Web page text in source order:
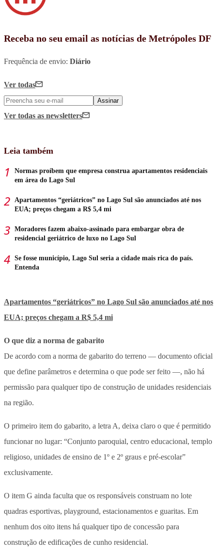
Receba no seu email as notícias de Metrópoles DF
Frequência de envio: Diário
Ver todas
Assinar
Ver todas as newsletters
Leia também
Normas proíbem que empresa construa apartamentos residenciais
em área do Lago Sul
Apartamentos “geriátricos” no Lago Sul são anunciados até nos
EUA; preços chegam a R$ 5,4 mi
Moradores fazem abaixo-assinado para embargar obra de
residencial geriátrico de luxo no Lago Sul
Se fosse município, Lago Sul seria a cidade mais rica do país.
Entenda
Apartamentos “geriátricos” no Lago Sul são anunciados até nos
EUA; preços chegam a R$ 5,4 mi
O que diz a norma de gabarito
De acordo com a norma de gabarito do terreno — documento oficial
que define parâmetros e determina o que pode ser feito —, não há
permissão para qualquer tipo de construção de unidades residenciais
na região.
O primeiro item do gabarito, a letra A, deixa claro o que é permitido
funcionar no lugar: “Conjunto paroquial, centro educacional, templo
religioso, unidades de ensino de 1º e 2º graus e pré-escolar”
exclusivamente.
O item G ainda faculta que os responsáveis construam no lote
quadras esportivas, playground, estacionamentos e guaritas. Em
nenhum dos oito itens há qualquer tipo de concessão para
construção de edificações de cunho residencial.